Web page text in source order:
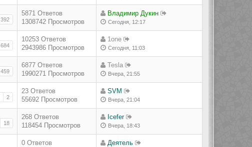
392
5871 Ответов
1308742 Просмотров
Владимир Дукин
Сегодня, 12:17
684
10253 Ответов
2943986 Просмотров
1one
Сегодня, 11:03
459
6877 Ответов
1990271 Просмотров
Tesla
Вчера, 21:55
2
23 Ответов
55692 Просмотров
SVM
Вчера, 21:04
18
268 Ответов
118454 Просмотров
Icefer
Вчера, 18:43
0 Ответов
Деятель